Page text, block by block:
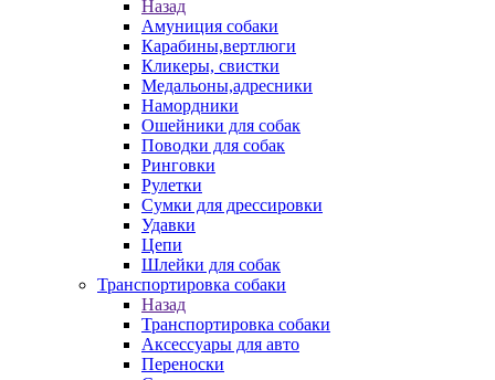
Назад
Амуниция собаки
Карабины,вертлюги
Кликеры, свистки
Медальоны,адресники
Намордники
Ошейники для собак
Поводки для собак
Ринговки
Рулетки
Сумки для дрессировки
Удавки
Цепи
Шлейки для собак
Транспортировка собаки
Назад
Транспортировка собаки
Аксессуары для авто
Переноски